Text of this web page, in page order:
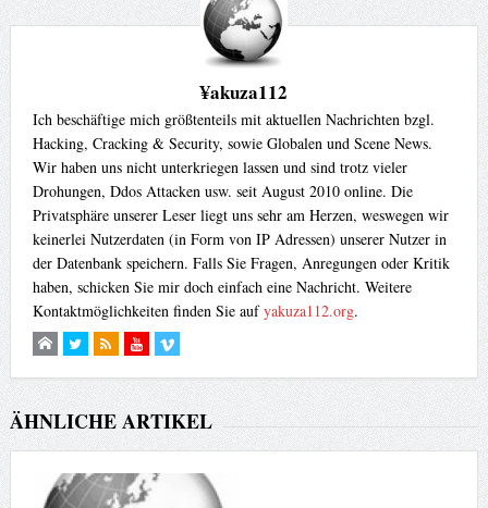
¥akuza112
Ich beschäftige mich größtenteils mit aktuellen Nachrichten bzgl.
Hacking, Cracking & Security, sowie Globalen und Scene News.
Wir haben uns nicht unterkriegen lassen und sind trotz vieler
Drohungen, Ddos Attacken usw. seit August 2010 online. Die
Privatsphäre unserer Leser liegt uns sehr am Herzen, weswegen wir
keinerlei Nutzerdaten (in Form von IP Adressen) unserer Nutzer in
der Datenbank speichern. Falls Sie Fragen, Anregungen oder Kritik
haben, schicken Sie mir doch einfach eine Nachricht. Weitere
Kontaktmöglichkeiten finden Sie aufyakuza112.org.
ÄHNLICHE ARTIKEL